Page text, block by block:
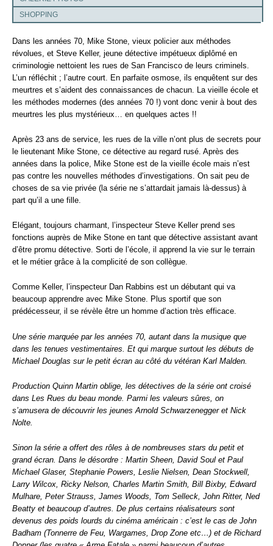
SHOPPING
Dans les années 70, Mike Stone, vieux policier aux méthodes
révolues, et Steve Keller, jeune détective impétueux diplômé en
criminologie nettoient les rues de San Francisco de leurs criminels.
L’un réfléchit ; l’autre court. En parfaite osmose, ils enquêtent sur des
meurtres et s’aident des connaissances de chacun. La vieille école et
les méthodes modernes (des années 70 !) vont donc venir à bout des
meurtres les plus mystérieux… en quelques actes !!
Après 23 ans de service, les rues de la ville n’ont plus de secrets pour
le lieutenant Mike Stone, ce détective au regard rusé. Après des
années dans la police, Mike Stone est de la vieille école mais n’est
pas contre les nouvelles méthodes d’investigations. On sait peu de
choses de sa vie privée (la série ne s’attardait jamais là-dessus) à
part qu’il a une fille.
Elégant, toujours charmant, l’inspecteur Steve Keller prend ses
fonctions auprès de Mike Stone en tant que détective assistant avant
d’être promu détective. Sorti de l’école, il apprend la vie sur le terrain
et le métier grâce à la complicité de son collègue.
Comme Keller, l’inspecteur Dan Rabbins est un débutant qui va
beaucoup apprendre avec Mike Stone. Plus sportif que son
prédécesseur, il se révèle être un homme d’action très efficace.
Une série marquée par les années 70, autant dans la musique que
dans les tenues vestimentaires. Et qui marque surtout les débuts de
Michael Douglas sur le petit écran au côté du vétéran Karl Malden.
Production Quinn Martin oblige, les détectives de la série ont croisé
dans Les Rues du beau monde. Parmi les valeurs sûres, on
s’amusera de découvrir les jeunes Arnold Schwarzenegger et Nick
Nolte.
Sinon la série a offert des rôles à de nombreuses stars du petit et
grand écran. Dans le désordre : Martin Sheen, David Soul et Paul
Michael Glaser, Stephanie Powers, Leslie Nielsen, Dean Stockwell,
Larry Wilcox, Ricky Nelson, Charles Martin Smith, Bill Bixby, Edward
Mulhare, Peter Strauss, James Woods, Tom Selleck, John Ritter, Ned
Beatty et beaucoup d’autres. De plus certains réalisateurs sont
devenus des poids lourds du cinéma américain : c’est le cas de John
Badham (Tonnerre de Feu, Wargames, Drop Zone etc…) et de Richard